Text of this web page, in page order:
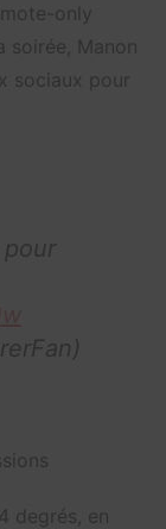
only
soirée, Manon
sociaux pour
degrés, en